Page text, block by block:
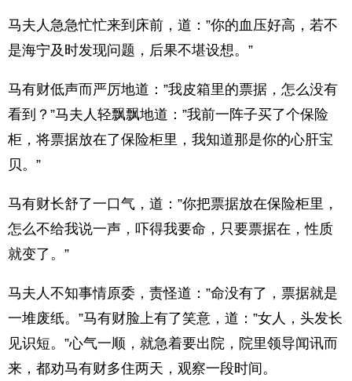
马夫人急急忙忙来到床前，道：”你的血压好高，若不
是海宁及时发现问题，后果不堪设想。”
马有财低声而严厉地道：”我皮箱里的票据，怎么没有
看到？”马夫人轻飘飘地道：”我前一阵子买了个保险
柜，将票据放在了保险柜里，我知道那是你的心肝宝
贝。”
马有财长舒了一口气，道：”你把票据放在保险柜里，
怎么不给我说一声，吓得我要命，只要票据在，性质
就变了。”
马夫人不知事情原委，责怪道：”命没有了，票据就是
一堆废纸。”马有财脸上有了笑意，道：”女人，头发长
见识短。”心气一顺，就急着要出院，院里领导闻讯而
来，都劝马有财多住两天，观察一段时间。